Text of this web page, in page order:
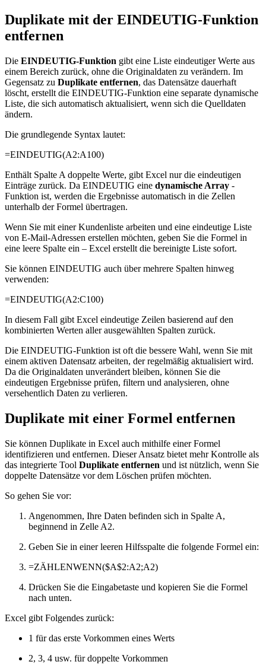
Duplikate mit der EINDEUTIG-Funktion
entfernen
Die EINDEUTIG-Funktion gibt eine Liste eindeutiger Werte aus
einem Bereich zurück, ohne die Originaldaten zu verändern. Im
Gegensatz zu Duplikate entfernen, das Datensätze dauerhaft
löscht, erstellt die EINDEUTIG-Funktion eine separate dynamische
Liste, die sich automatisch aktualisiert, wenn sich die Quelldaten
ändern.
Die grundlegende Syntax lautet:
=EINDEUTIG(A2:A100)
Enthält Spalte A doppelte Werte, gibt Excel nur die eindeutigen
Einträge zurück. Da EINDEUTIG eine dynamische Array -
Funktion ist, werden die Ergebnisse automatisch in die Zellen
unterhalb der Formel übertragen.
Wenn Sie mit einer Kundenliste arbeiten und eine eindeutige Liste
von E-Mail-Adressen erstellen möchten, geben Sie die Formel in
eine leere Spalte ein – Excel erstellt die bereinigte Liste sofort.
Sie können EINDEUTIG auch über mehrere Spalten hinweg
verwenden:
=EINDEUTIG(A2:C100)
In diesem Fall gibt Excel eindeutige Zeilen basierend auf den
kombinierten Werten aller ausgewählten Spalten zurück.
Die EINDEUTIG-Funktion ist oft die bessere Wahl, wenn Sie mit
einem aktiven Datensatz arbeiten, der regelmäßig aktualisiert wird.
Da die Originaldaten unverändert bleiben, können Sie die
eindeutigen Ergebnisse prüfen, filtern und analysieren, ohne
versehentlich Daten zu verlieren.
Duplikate mit einer Formel entfernen
Sie können Duplikate in Excel auch mithilfe einer Formel
identifizieren und entfernen. Dieser Ansatz bietet mehr Kontrolle als
das integrierte Tool Duplikate entfernen und ist nützlich, wenn Sie
doppelte Datensätze vor dem Löschen prüfen möchten.
So gehen Sie vor:
Angenommen, Ihre Daten befinden sich in Spalte A,
beginnend in Zelle A2.
Geben Sie in einer leeren Hilfsspalte die folgende Formel ein:
=ZÄHLENWENN($A$2:A2;A2)
Drücken Sie die Eingabetaste und kopieren Sie die Formel
nach unten.
Excel gibt Folgendes zurück:
1 für das erste Vorkommen eines Werts
2, 3, 4 usw. für doppelte Vorkommen